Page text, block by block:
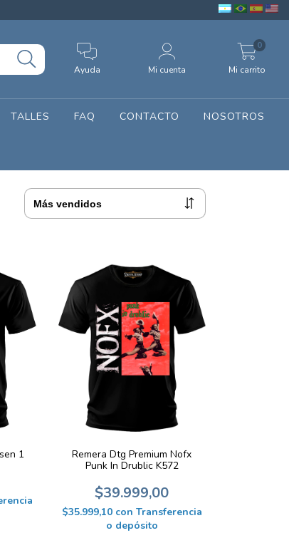
Ayuda Mi cuenta Mi carrito
0
TALLES FAQ CONTACTO NOSOTROS
1
Remera Dtg Premium Nofx
Punk In Drublic K572
$39.999,00
$35.999,10 con Transferencia
o depósito